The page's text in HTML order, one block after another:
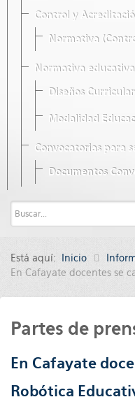
Control y
Normativa
Normativa educativa
Diseños
Modalidad
Convocatorias para
Documentos
Está aquí: Inicio
En Cafayate docentes se
Partes de
En Cafayate
Robótica